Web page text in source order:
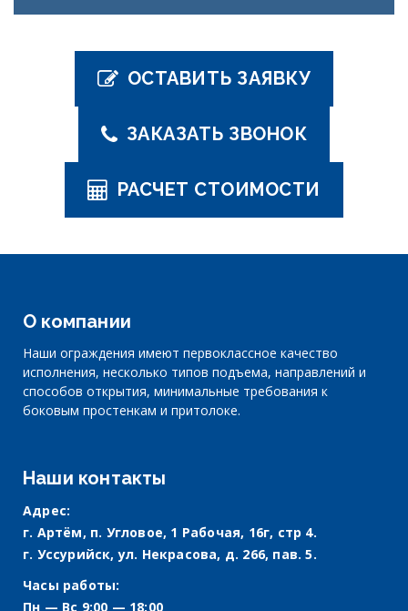
ОСТАВИТЬ ЗАЯВКУ
ЗАКАЗАТЬ ЗВОНОК
РАСЧЕТ СТОИМОСТИ
О компании
Наши ограждения имеют первоклассное качество
исполнения, несколько типов подъема, направлений и
способов открытия, минимальные требования к
боковым простенкам и притолоке.
Наши контакты
Адрес:
г. Артём, п. Угловое, 1 Рабочая, 16г, стр 4.
г. Уссурийск, ул. Некрасова, д. 266, пав. 5.
Часы работы:
Пн — Вс 9:00 — 18:00